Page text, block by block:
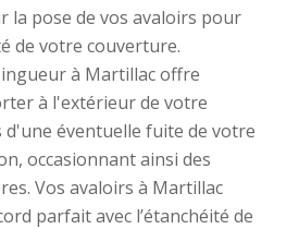
la pose de vos avaloirs pour
de votre couverture.
à Martillac offre
à l'extérieur de votre
éventuelle fuite de votre
occasionnant ainsi des
Vos avaloirs à Martillac
parfait avec l’étanchéité de